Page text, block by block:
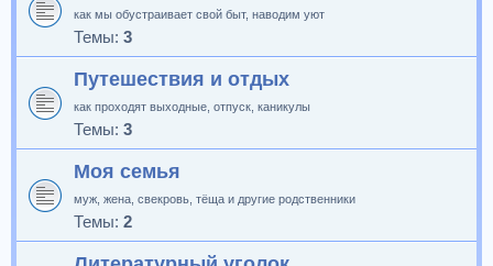
как мы обустраивает свой быт, наводим уют
Темы: 3
Путешествия и отдых
как проходят выходные, отпуск, каникулы
Темы: 3
Моя семья
муж, жена, свекровь, тёща и другие родственники
Темы: 2